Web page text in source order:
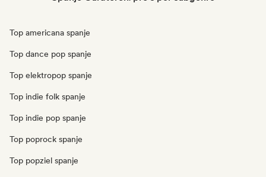
Top americana spanje
Top dance pop spanje
Top elektropop spanje
Top indie folk spanje
Top indie pop spanje
Top poprock spanje
Top popziel spanje